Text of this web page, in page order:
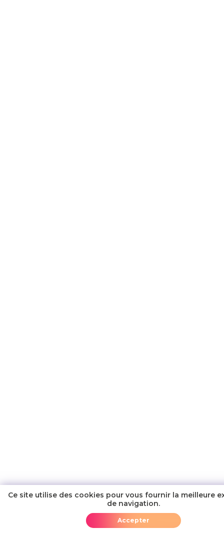
Ajouter au panier
Ce site utilise des cookies pour vous fournir la meilleure
de navigation.
Accepter